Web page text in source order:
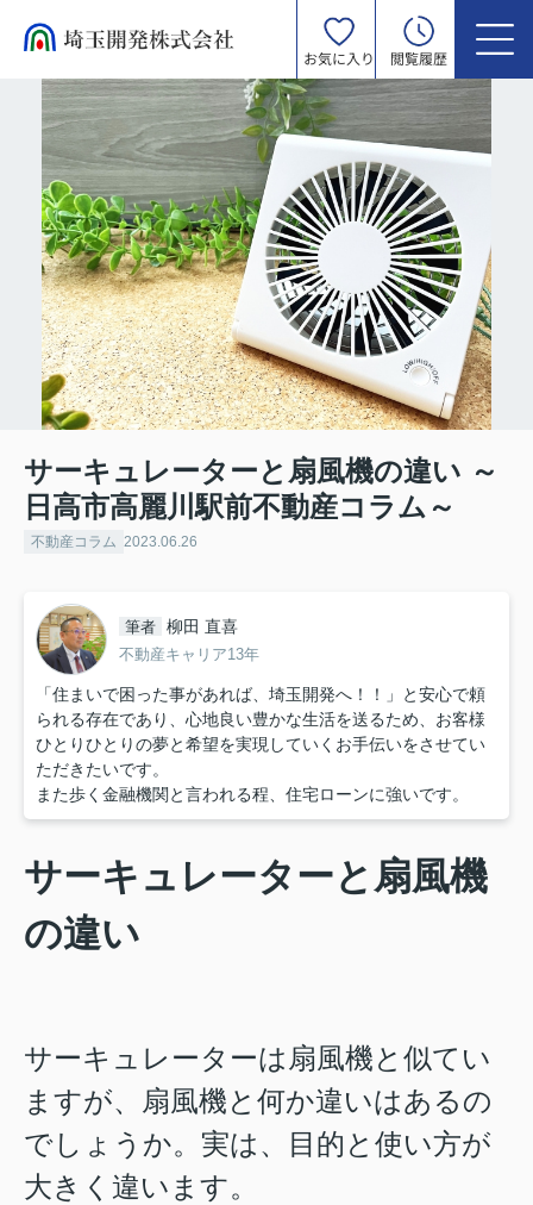
お気に入り 閲覧履歴
サーキュレーターと扇風機の違い ～
日高市高麗川駅前不動産コラム～
不動産コラム 2023.06.26
筆者 柳田 直喜
不動産キャリア13年
「住まいで困った事があれば、埼玉開発へ！！」と安心で頼
られる存在であり、心地良い豊かな生活を送るため、お客様
ひとりひとりの夢と希望を実現していくお手伝いをさせてい
ただきたいです。
また歩く金融機関と言われる程、住宅ローンに強いです。
サーキュレーターと扇風機
の違い
サーキュレーターは扇風機と似てい
ますが、扇風機と何か違いはあるの
でしょうか。実は、目的と使い方が
大きく違います。